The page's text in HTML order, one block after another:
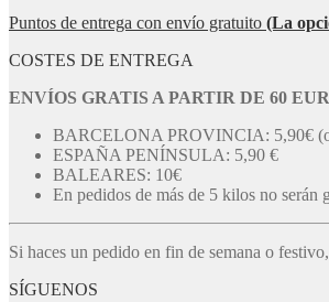
Puntos de entrega con envío gratuito (La
COSTES DE ENTREGA
ENVÍOS GRATIS A PARTIR DE 60
BARCELONA PROVINCIA: 5,90€ (o
ESPAÑA PENÍNSULA: 5,90 €
BALEARES: 10€
En pedidos de más de 5 kilos no serán
Si haces un pedido en fin de semana o
SÍGUENOS